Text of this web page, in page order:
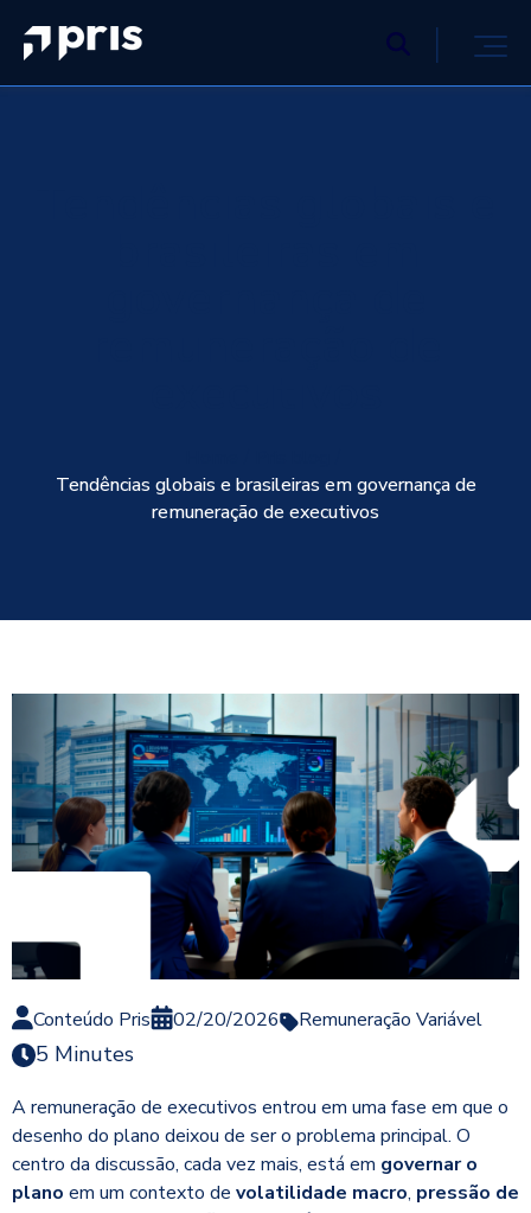
Tendências globais e brasileiras em governança de
remuneração de executivos
Conteúdo Pris 02/20/2026 Remuneração Variável
5 Minutes
A remuneração de executivos entrou em uma fase em que o
desenho do plano deixou de ser o problema principal. O
centro da discussão, cada vez mais, está em governar o
plano em um contexto de volatilidade macro, pressão de